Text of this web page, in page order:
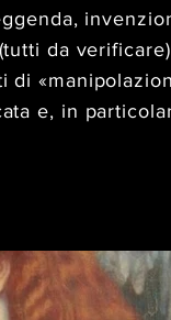
da
di
e, in